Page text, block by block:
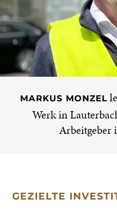
MARKUS MONZEL
Werk in
Arbeitgeber
GEZIELTE